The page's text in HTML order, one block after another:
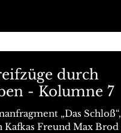
durch
- Kolumne 7
„Das Schloß“,
Kafkas Freund Max Brod